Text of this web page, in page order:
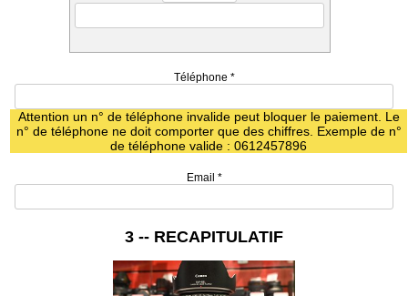
Téléphone *
Attention un n° de téléphone invalide peut bloquer le paiement. Le
n° de téléphone ne doit comporter que des chiffres. Exemple de n°
de téléphone valide : 0612457896
Email *
3 -- RECAPITULATIF